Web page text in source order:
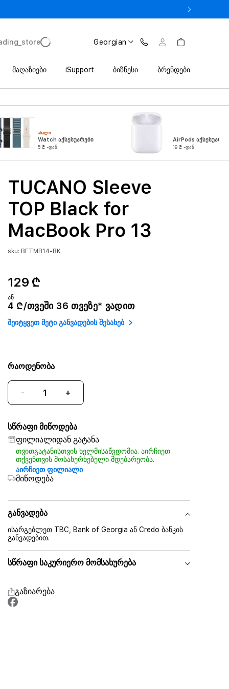
Georgian
მაღაზიები iSupport ბიზნესი ბრენდები
ᲐᲮᲐᲚᲘ
Watch აქსესუარები
5 ₾ -დან
AirPods
19 ₾ -დან
TUCANO Sleeve
TOP Black for
MacBook Pro 13
sku: BFTMB14-BK
129 ₾
ან
4 ₾/თვეში 36 თვეზე* ვადით
შეიტყვეთ მეტი განვადების შესახებ
რაოდენობა
- +
სწრაფი მიწოდება
ფილიალიდან გატანა
თვითგატანისთვის ხელმისაწვდომია. აირჩიეთ
თქვენთვის მოსახერხებელი მდებარეობა.
აირჩიეთ ფილიალი
მიწოდება
განვადება
ისარგებლეთ TBC, Bank of Georgia ან Credo ბანკის
განვადებით.
სწრაფი საკურიერო მომსახურება
გაზიარება